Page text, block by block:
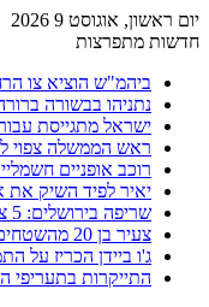
יום ראשון, אוגוסט 9 2026
חדשות מתפרצות
ביהמ"ש הוציא צו
נתניהו בבשורה
ישראל מתגייסת
ראש הממשלה צפוי
רוכב אופניים
יאיר לפיד השיק את
שריפה בירושלים: 5 צוותי כיבוי והצלה פועלים כעת במקום
צעיר בן 20 מהשטחים נפצע הלילה באורח בינוני מירי ברחוב הנשיא וייצמן בחדרה
ג'ו ביידן הכריז על
התייקרות בתעריפי